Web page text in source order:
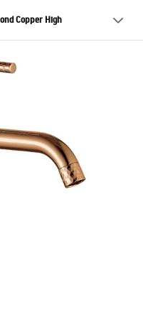
Copper High